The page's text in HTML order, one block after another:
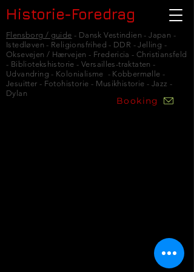
Historie-Foredrag
Flensborg / guide - Dansk Vestindien - Japan -
Istedløven - Religionsfrihed - DDR - Jelling -
Oksevejen / Hærvejen - Fredericia - Christiansfeld
- Bibliotekshistorie - Versailles-traktaten -
Udvandring - Kolonialisme - Kobbermølle -
Jesuitter - Fotohistorie - Musikhistorie - Jazz -
Dylan
Booking